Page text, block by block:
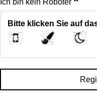
Bitte klicken Sie auf